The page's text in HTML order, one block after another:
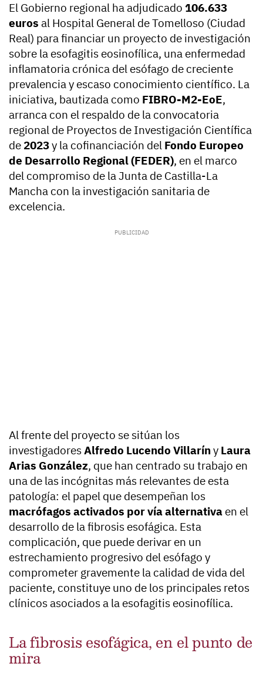
El Gobierno regional ha adjudicado 106.633
euros al Hospital General de Tomelloso (Ciudad
Real) para financiar un proyecto de investigación
sobre la esofagitis eosinofílica, una enfermedad
inflamatoria crónica del esófago de creciente
prevalencia y escaso conocimiento científico. La
iniciativa, bautizada como FIBRO-M2-EoE,
arranca con el respaldo de la convocatoria
regional de Proyectos de Investigación Científica
de 2023y la cofinanciación del Fondo Europeo
de Desarrollo Regional (FEDER), en el marco
del compromiso de la Junta de Castilla-La
Mancha con la investigación sanitaria de
excelencia.
Al frente del proyecto se sitúan los
investigadoresAlfredo Lucendo Villaríny Laura
Arias González, que han centrado su trabajo en
una de las incógnitas más relevantes de esta
patología: el papel que desempeñan los
macrófagos activados por vía alternativa en el
desarrollo de la fibrosis esofágica. Esta
complicación, que puede derivar en un
estrechamiento progresivo del esófago y
comprometer gravemente la calidad de vida del
paciente, constituye uno de los principales retos
clínicos asociados a la esofagitis eosinofílica.
La fibrosis esofágica, en el punto de
mira